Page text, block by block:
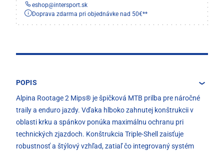
eshop@intersport.sk
Doprava zdarma pri objednávke nad 50€**
POPIS
Alpina Rootage 2 Mips® je špičková MTB prilba pre náročné
traily a enduro jazdy. Vďaka hlboko zahnutej konštrukcii v
oblasti krku a spánkov ponúka maximálnu ochranu pri
technických zjazdoch. Konštrukcia Triple-Shell zaisťuje
robustnosť a štýlový vzhľad, zatiaľ čo integrovaný systém